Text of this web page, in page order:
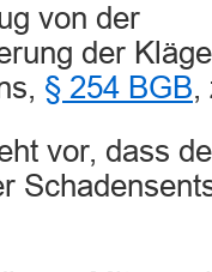
von der
der
§ 254 BGB,
vor, dass